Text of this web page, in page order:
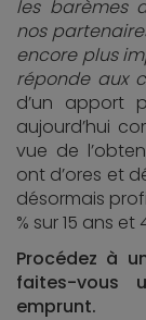
les barèmes
nos
encore plus
réponde aux
d’un apport
aujourd’hui
vue de
ont d’ores et
désormais
% sur 15 ans et
Procédez à
faites-vous
emprunt.